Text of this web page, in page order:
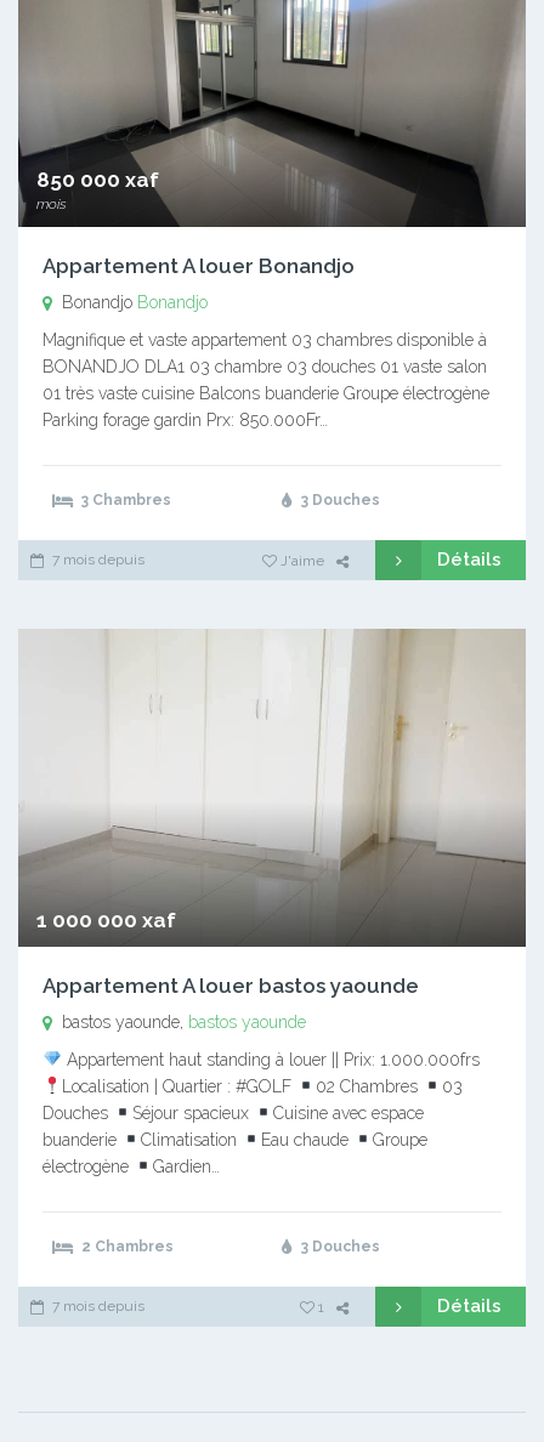
850 000 xaf
mois
Appartement A louer Bonandjo
Bonandjo Bonandjo
Magnifique et vaste appartement 03 chambres disponible à
BONANDJO DLA1 03 chambre 03 douches 01 vaste salon
01 très vaste cuisine Balcons buanderie Groupe électrogène
Parking forage gardin Prx: 850.000Fr…
3 Chambres 3 Douches
7 mois depuis J'aime Détails
1 000 000 xaf
Appartement A louer bastos yaounde
bastos yaounde, bastos yaounde
Appartement haut standing à louer || Prix: 1.000.000frs
Localisation | Quartier : #GOLF
02 Chambres
03
Douches
Séjour spacieux
Cuisine avec espace
buanderie
Climatisation Eau chaude
Groupe
électrogène
Gardien…
2 Chambres 3 Douches
7 mois depuis 1 Détails